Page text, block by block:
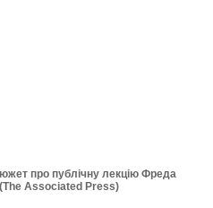
про публічну лекцію Фреда
Associated Press)